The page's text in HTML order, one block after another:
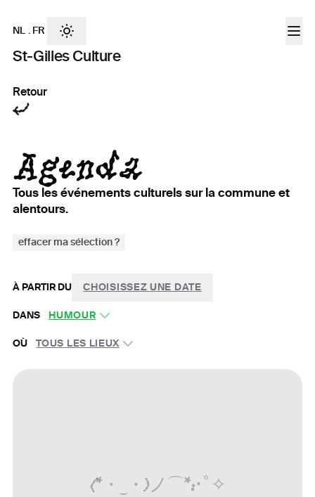
St-Gilles Culture
NL . FR
Retour
Agenda
Tous les événements culturels sur la commune et
alentours.
À PARTIR DU CHOISISSEZ UNE DATE
DANS HUMOUR
OÙ TOUS LES LIEUX
effacer ma sélection ?
(
* ・ ・)ノ⌒*:･ﾟ✧